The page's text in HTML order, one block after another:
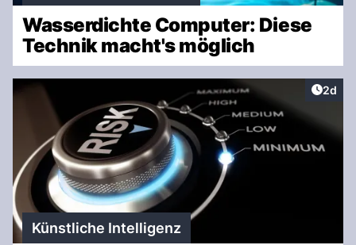
Wasserdichte Computer: Diese
Technik macht's möglich
2d
Künstliche Intelligenz